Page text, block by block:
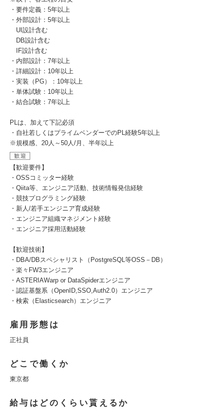
・要件定義：5年以上
・外部設計：5年以上
UI設計含む
DB設計含む
IF設計含む
・内部設計：7年以上
・詳細設計：10年以上
・実装（PG）：10年以上
・単体試験：10年以上
・結合試験：7年以上
PLは、加えて下記必須
・自社若しくはプライムベンダーでのPL経験5年以上
※規模感、20人～50人/月、半年以上
歓迎
【歓迎要件】
・OSSコミッター経験
・Qiita等、エンジニア活動、技術情報発信経験
・競技プログラミング経験
・新人/若手エンジニア育成経験
・エンジニア組織マネジメント経験
・エンジニア採用活動経験
【歓迎技術】
・DBA/DBスペシャリスト（PostgreSQL等OSS－DB）
・楽々FW3エンジニア
・ASTERIAWarp or DataSpiderエンジニア
・認証基盤系（OpenID,SSO,Auth2.0）エンジニア
・検索（Elasticsearch）エンジニア
雇用形態は
正社員
どこで働くか
東京都
給与はどのくらい貰えるか